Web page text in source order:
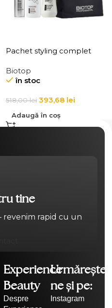
Pachet styling complet
Biotop
în stoc
518,00lei 393,68 lei
Adaugă în coș
tine
revenim rapid cu un
Experience
Beauty
Despre
Urmărește-
ne și pe:
Instagram